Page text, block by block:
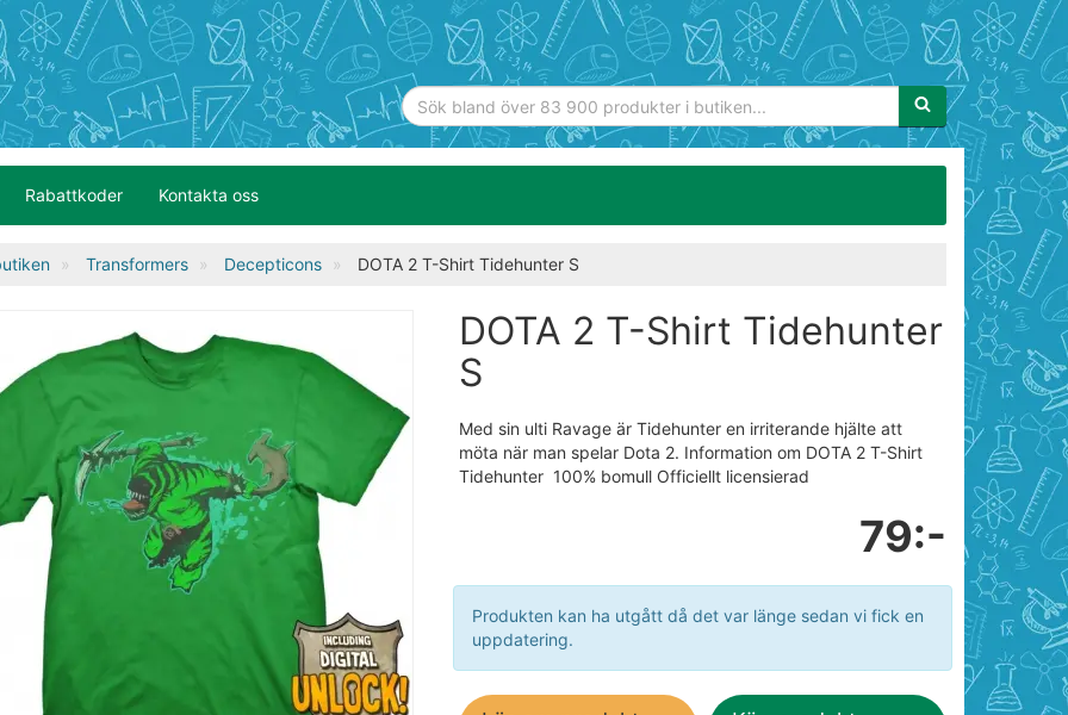
Sökfras:
Rabattkoder Kontakta oss
Transformers Decepticons DOTA 2 T-Shirt Tidehunter S
DOTA 2 T-Shirt Tidehunter
S
Med sin ulti Ravage är Tidehunter en irriterande hjälte att
möta när man spelar Dota 2. Information om DOTA 2 T-Shirt
Tidehunter 100% bomull Officiellt licensierad
79:-
Produkten kan ha utgått då det var länge sedan vi fick en
uppdatering.